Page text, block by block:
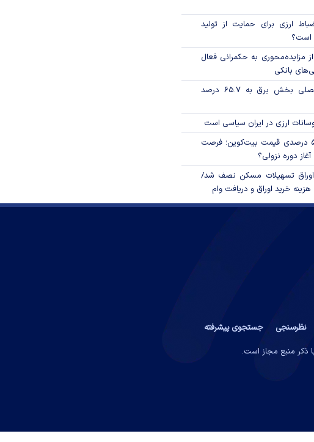
ارزی برای حمایت از تولید
است؟
مزایده‌محوری به حکمرانی فعال
بانکی
تورم فصلی بخش برق به ۶۵.۷ درصد
ارزی در ایران سیاسی است
افت ۵۰ درصدی قیمت بیت‌کوین؛ فرصت
آغاز دوره نزولی؟
تسهیلات مسکن نصف شد/
خرید اوراق و دریافت وام
نظرسنجی
جستجوی پیشرفته
ذکر منبع مجاز است.